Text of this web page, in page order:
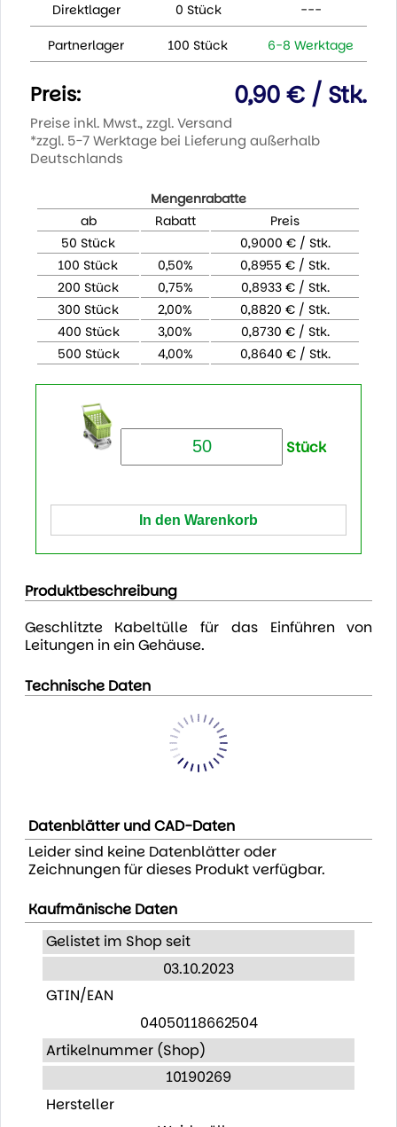
Direktlager 0 Stück ---
Partnerlager 100 Stück 6-8 Werktage
Preis: 0,90 € / Stk.
Preise inkl. Mwst., zzgl. Versand
*zzgl. 5-7 Werktage bei Lieferung außerhalb
Deutschlands
Mengenrabatte
ab
Rabatt
Preis
50 Stück
0,9000 € / Stk.
100 Stück
0,50%
0,8955 € / Stk.
200 Stück
0,75%
0,8933 € / Stk.
300 Stück
2,00%
0,8820 € / Stk.
400 Stück
3,00%
0,8730 € / Stk.
500 Stück
4,00% 0,8640 € / Stk.
Stück
Produktbeschreibung
Geschlitzte Kabeltülle für das Einführen von
Leitungen in ein Gehäuse.
Technische Daten
Datenblätter und CAD-Daten
Leider sind keine Datenblätter oder
Zeichnungen für dieses Produkt verfügbar.
Kaufmänische Daten
Gelistet im Shop seit
03.10.2023
GTIN/EAN
04050118662504
Artikelnummer (Shop)
10190269
Hersteller